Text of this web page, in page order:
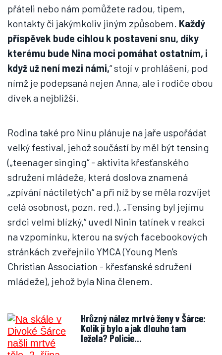
přáteli nebo nám pomůžete radou, tipem,
kontakty či jakýmkoliv jiným způsobem. Každý
příspěvek bude cihlou k postavení snu, díky
kterému bude Nina moci pomáhat ostatním, i
když už není mezi námi,“ stojí v prohlášení, pod
nímž je podepsaná nejen Anna, ale i rodiče obou
dívek a nejbližší.
Rodina také pro Ninu plánuje na jaře uspořádat
velký festival, jehož součástí by měl být tensing
(„teenager singing“ - aktivita křesťanského
sdružení mládeže, která doslova znamená
„zpívání náctiletých“ a při níž by se měla rozvíjet
celá osobnost, pozn. red.). „Tensing byl jejímu
srdci velmi blízký,“ uvedl Ninin tatínek v reakci
na vzpomínku, kterou na svých facebookových
stránkách zveřejnilo YMCA (Young Men's
Christian Association - křesťanské sdružení
mládeže), jehož byla Nina členem.
Hrůzný nález mrtvé ženy v Šárce:
Kolik jí bylo a jak dlouho tam
ležela? Policie…